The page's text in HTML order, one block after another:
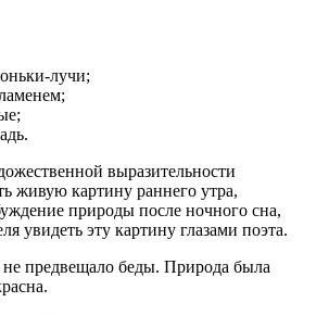
лучи;
выразительности
живую картину раннего утра,
природы после ночного сна,
увидеть эту картину глазами поэта.
предвещало беды. Природа была